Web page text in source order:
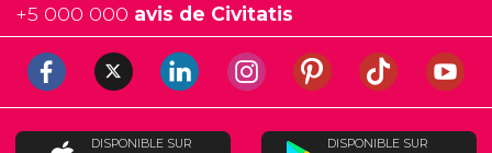
+5 000 000 avis de Civitatis
DISPONIBLE SUR DISPONIBLE SUR